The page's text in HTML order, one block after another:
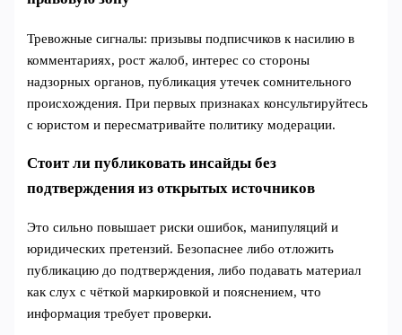
Тревожные сигналы: призывы подписчиков к насилию в
комментариях, рост жалоб, интерес со стороны
надзорных органов, публикация утечек сомнительного
происхождения. При первых признаках консультируйтесь
с юристом и пересматривайте политику модерации.
Стоит ли публиковать инсайды без
подтверждения из открытых источников
Это сильно повышает риски ошибок, манипуляций и
юридических претензий. Безопаснее либо отложить
публикацию до подтверждения, либо подавать материал
как слух с чёткой маркировкой и пояснением, что
информация требует проверки.